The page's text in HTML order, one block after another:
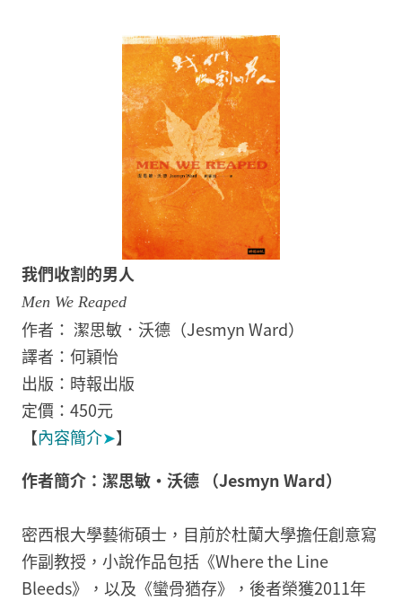
我們收割的男人
Men We Reaped
作者： 潔思敏．沃德（Jesmyn Ward）
譯者：何穎怡
出版：時報出版
定價：450元
【內容簡介➤】
作者簡介：潔思敏‧沃德 （Jesmyn Ward）
密西根大學藝術碩士，目前於杜蘭大學擔任創意寫
作副教授，小說作品包括《Where the Line
Bleeds》，以及《蠻骨猶存》，後者榮獲2011年